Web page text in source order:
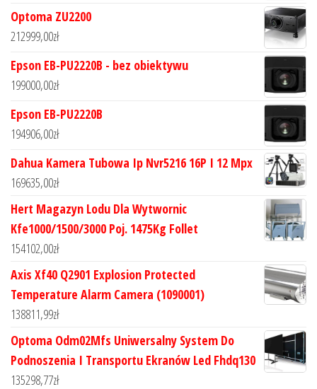
Optoma ZU2200
212999,00zł
Epson EB-PU2220B - bez obiektywu
199000,00zł
Epson EB-PU2220B
194906,00zł
Dahua Kamera Tubowa Ip Nvr5216 16P I 12 Mpx
169635,00zł
Hert Magazyn Lodu Dla Wytwornic
Kfe1000/1500/3000 Poj. 1475Kg Follet
154102,00zł
Axis Xf40 Q2901 Explosion Protected
Temperature Alarm Camera (1090001)
138811,99zł
Optoma Odm02Mfs Uniwersalny System Do
Podnoszenia I Transportu Ekranów Led Fhdq130
135298,77zł